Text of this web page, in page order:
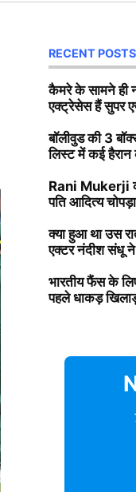
RECENT POSTS
कैमरे के सामने ही
एक्ट्रेसेस हैं सुपर
बॉलीवुड की 3
लिस्ट में कई
Rani Mukerji
पति आदित्य
क्या हुआ था उस
एक्टर नंदीश संधू ने
भारतीय फैंस के
पहले धाकड़